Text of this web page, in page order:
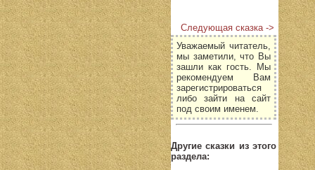
Следующая сказка ->
Уважаемый читатель,
мы заметили, что Вы
зашли как гость. Мы
рекомендуем Вам
зарегистрироваться
либо зайти на сайт
под своим именем.
Другие сказки из этого
раздела: